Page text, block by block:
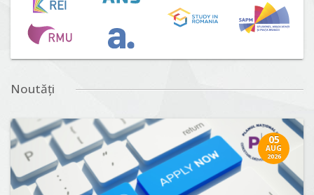
Noutăți
05
AUG
2026